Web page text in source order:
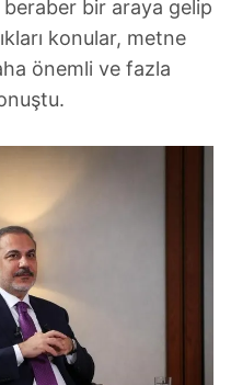
beraber bir araya gelip
konular, metne
önemli ve fazla